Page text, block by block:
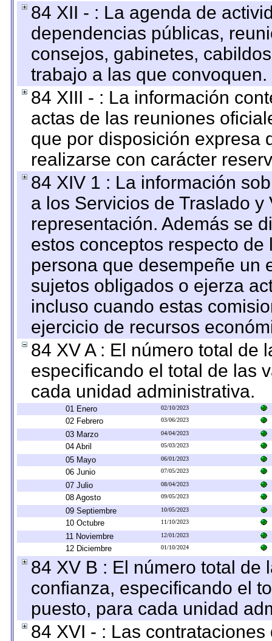
84 XII - : La agenda de
dependencias públicas,
consejos, gabinetes,
trabajo a las que convoquen.
84 XIII - : La información
actas de las reuniones
que por disposición expresa
realizarse con carácter
84 XIV 1 : La información
a los Servicios de Traslado
representación. Además se
estos conceptos respecto
persona que desempeñe un
sujetos obligados o ejerza
incluso cuando estas
ejercicio de recursos
84 XV A : El número total de
especificando el total de las
cada unidad administrativa.
01 Enero 02/10/2023
02 Febrero 03/06/2023
03 Marzo 04/04/2023
04 Abril 05/03/2023
05 Mayo 06/01/2023
06 Junio 07/05/2023
07 Julio 08/04/2023
08 Agosto 09/05/2023
09 Septiembre 10/05/2023
10 Octubre 11/10/2023
11 Noviembre 12/01/2023
12 Diciembre 01/10/2024
84 XV B : El número total de
confianza, especificando el
puesto, para cada unidad
84 XVI - : Las